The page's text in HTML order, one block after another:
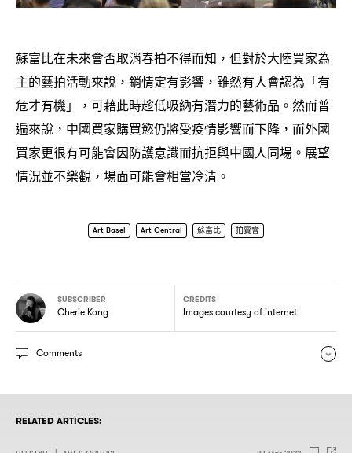
蘇富比在未來會否取消春拍不得而知 ， 但對於大陸買家為
主的藝拍活動來說 ， 銷情定有影響 ， 雖然有人會認為「有
危才有機」
， 可藉此時趁低吸納有潛力的藝術品。然而普
遍來說 ， 中國買家購買慾仍將受疫情影響而下降 ， 而外國
買家更很有可能會因防護意識而抗拒與中國人同場。展望
情況並不樂觀 ， 場面可能會相當冷清。
Art Basel Art Central 蘇富比 拍賣會
SUBSCRIBER
Cherie Kong
CREDITS
Images courtesy of internet
Comments
RELATED ARTICLES: